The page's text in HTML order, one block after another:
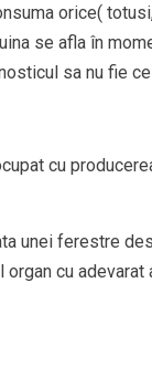
orice(
se afla în
sa nu fie
cu
unei ferestre
cu